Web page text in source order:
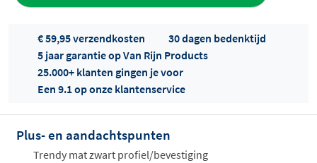
Offertes
ophalen...
€ 59,95 verzendkosten
30 dagen bedenktijd
5 jaar garantie op Van Rijn Products
25.000+ klanten gingen je voor
Een 9.1 op onze klantenservice
Plus- en aandachtspunten
Trendy mat zwart profiel/bevestiging